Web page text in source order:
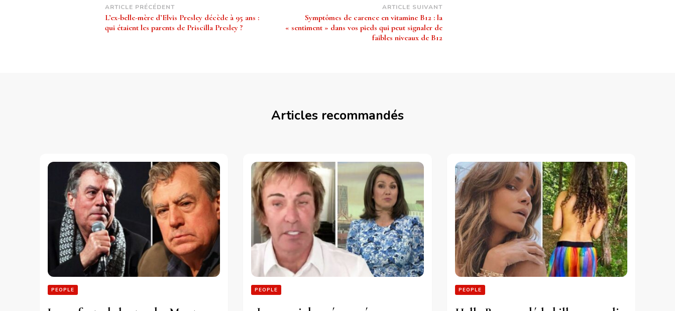
Navigation
d’article
ARTICLE PRÉCÉDENT
L’ex-belle-mère d’Elvis Presley décède à 95 ans :
qui étaient les parents de Priscilla Presley ?
ARTICLE SUIVANT
Symptômes de carence en vitamine B12 : la
« sentiment » dans vos pieds qui peut signaler de
faibles niveaux de B12
Articles recommandés
PEOPLE PEOPLE PEOPLE